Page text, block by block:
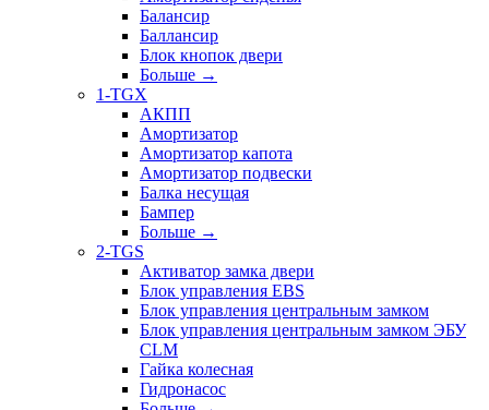
Балансир
Баллансир
Блок кнопок двери
Больше →
1-TGX
АКПП
Амортизатор
Амортизатор капота
Амортизатор подвески
Балка несущая
Бампер
Больше →
2-TGS
Активатор замка двери
Блок управления EBS
Блок управления центральным замком
Блок управления центральным замком ЭБУ
CLM
Гайка колесная
Гидронасос